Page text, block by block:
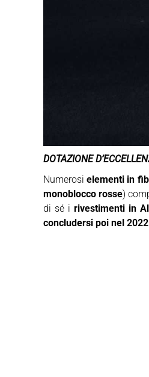
DOTAZIONE
Numerosielementi in
monoblocco rosse)
di sé irivestimenti in
concludersi poi nel 2022